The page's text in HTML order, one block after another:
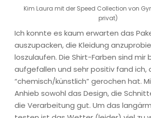
Kim Laura mit der Speed Collection von
privat)
Ich konnte es kaum erwarten das
auszupacken, die Kleidung
loszulaufen. Die Shirt-Farben sind mir
aufgefallen und sehr positiv fand ich,
“chemisch/künstlich” gerochen hat.
Anhieb sowohl das Design, die
die Verarbeitung gut. Um das